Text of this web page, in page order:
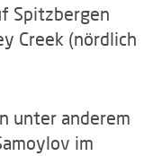
Spitzbergen
Creek (nördlich
unter anderem
im